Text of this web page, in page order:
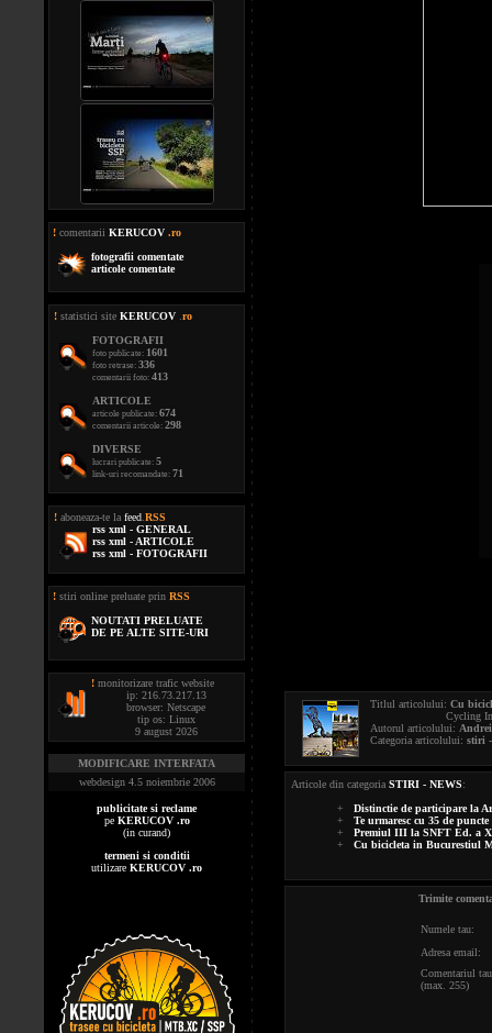
! comentarii KERUCOV .ro
fotografii comentate
articole comentate
! statistici site KERUCOV ro
FOTOGRAFII
foto publicate: 1601
foto retrase: 336
comentarii foto: 413
ARTICOLE
articole publicate: 674
comentarii articole: 298
DIVERSE
lucrari publicate: 5
link-uri recomandate: 71
! aboneaza-te la feed RSS
rss xml - GENERAL
rss xml - ARTICOLE
rss xml - FOTOGRAFII
! stiri online preluate prin RSS
NOUTATI PRELUATE
DE PE ALTE SITE-URI
! monitorizare trafic website
ip: 216.73.217.13
browser: Netscape
tip os: Linux
9 august 2026
MODIFICARE INTERFATA
webdesign 4.5 noiembrie 2006
publicitate si reclame
pe KERUCOV .ro
(in curand)
termeni si conditii
utilizare KERUCOV .ro
Titlul articolului: Cu
Cycling In My Dear
Autorul articolului:
Categoria articolului: stiri
Articole din categoria STIRI - NEWS:
+ Distinctie de participare la
+ Te urmaresc cu 35 de
+ Premiul III la SNFT Ed. a
+ Cu bicicleta in Bucurestiul
Trimite
Numele tau:
Adresa email:
Comentariul
(max. 255)